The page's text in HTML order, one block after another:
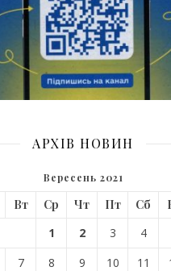
АРХІВ НОВИН
Вересень 2021
Вт Ср Чт Пт Сб
1
2 3 4
7 8 9 10 11